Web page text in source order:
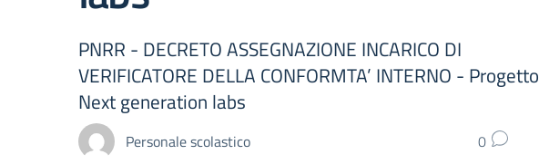
PNRR - DECRETO ASSEGNAZIONE INCARICO DI
VERIFICATORE DELLA CONFORMTA’ INTERNO - Progetto
Next generation labs
Personale scolastico 0